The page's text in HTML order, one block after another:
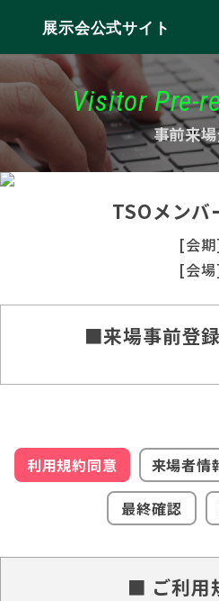
展示会公式サイト
Visitor Pre-
事前来
TSOメンバ
[会
[会
■来場事前登
利用規約同意 来場者情
最終確認
■ ご利用